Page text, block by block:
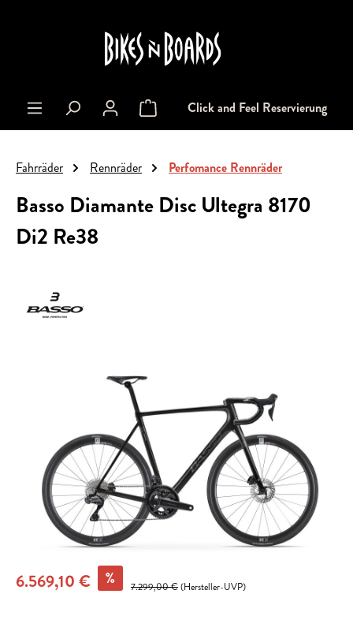
Warenkorb enthält 0 Positionen. Der
Click and Feel Reservierung
Fahrräder Rennräder Perfomance Rennräder
Basso Diamante Disc Ultegra 8170
Di2 Re38
Bildergalerie überspringen
6.569,10 € % 7.299,00 €(Hersteller-UVP)